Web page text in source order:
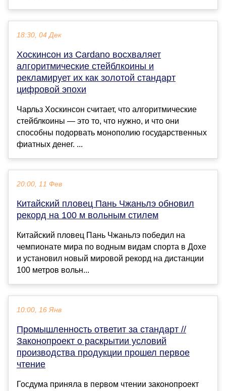
18:30, 04 Дек
Хоскинсон из Cardano восхваляет
алгоритмические стейблкоины и
рекламирует их как золотой стандарт
цифровой эпохи
Чарльз Хоскинсон считает, что алгоритмические
стейблкоины — это то, что нужно, и что они
способны подорвать монополию государственных
фиатных денег. ...
20:00, 11 Фев
Китайский пловец Пань Чжаньлэ обновил
рекорд на 100 м вольным стилем
Китайский пловец Пань Чжаньлэ победил на
чемпионате мира по водным видам спорта в Дохе
и установил новый мировой рекорд на дистанции
100 метров вольн...
10:00, 16 Янв
Промышленность ответит за стандарт //
Законопроект о раскрытии условий
производства продукции прошел первое
чтение
Госдума приняла в первом чтении законопроект